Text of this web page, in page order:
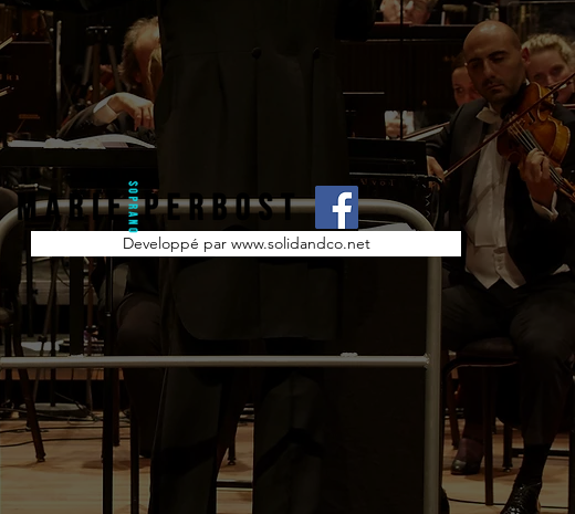
Developpé par www.solidandco.net